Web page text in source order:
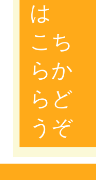
は
こち
らか
らど
うぞ